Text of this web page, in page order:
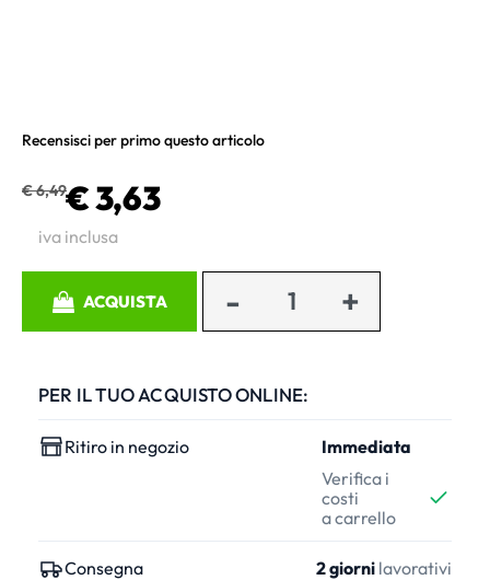
Recensisci per primo questo articolo
€ 6,49€ 3,63
iva inclusa
ACQUISTA
PER IL TUO ACQUISTO ONLINE:
Ritiro in negozio
Immediata
Verifica i
costi
a carrello
Consegna 2 giorni lavorativi